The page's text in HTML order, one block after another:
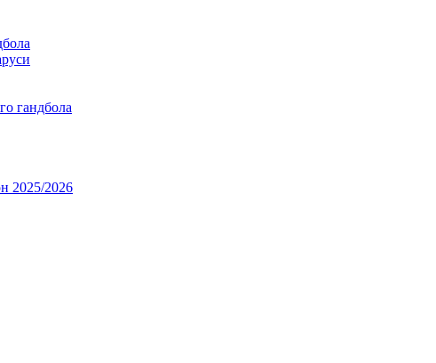
гандбола
2025/2026